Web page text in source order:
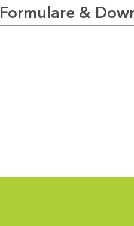
Formulare &